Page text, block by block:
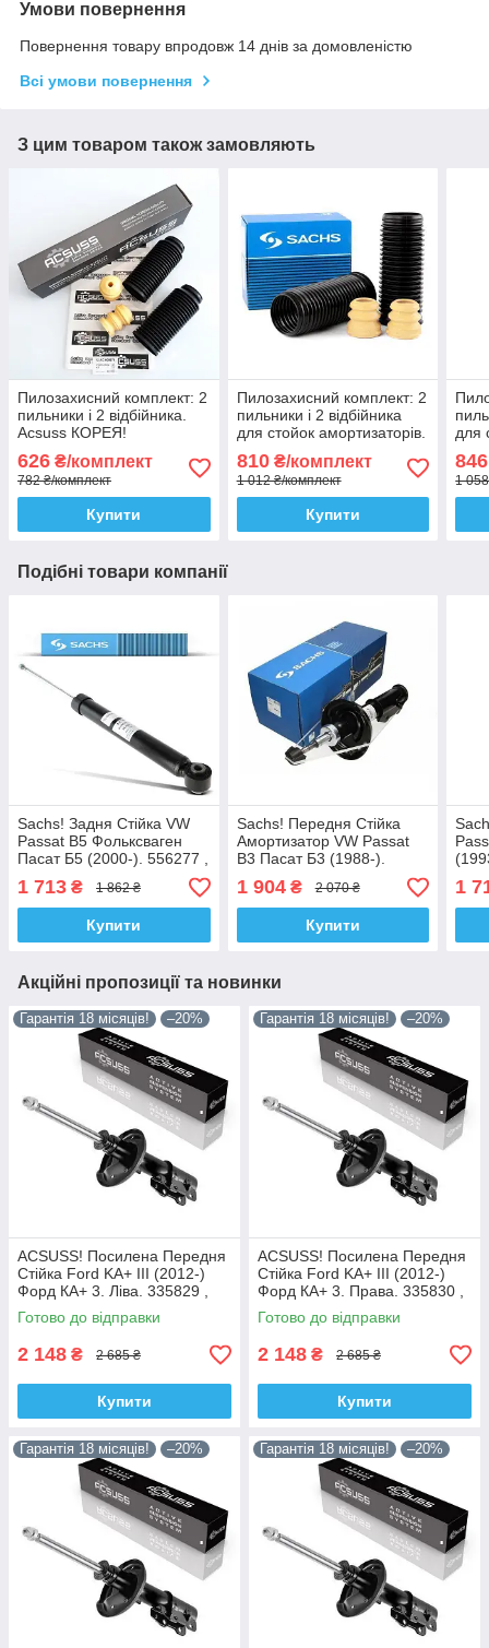
Умови повернення
Повернення товару впродовж 14 днів за домовленістю
Всі умови повернення
З цим товаром також замовляють
Пилозахисний комплект: 2
пильники і 2 відбійника.
Acsuss КОРЕЯ!
626 ₴/комплект
782 ₴/комплект
Купити
Пилозахисний комплект: 2
пильники і 2 відбійника
для стойок амортизаторів.
810₴/комплект
1 012 ₴/комплект
Купити
для
846
1
Подібні товари компанії
Sachs! Задня Стійка VW
Passat B5 Фольксваген
Пасат Б5 (2000-). 556277 ,
343281 Сакс!
1 713 ₴ 1 862 ₴
Купити
Sachs! Передня Стійка
Амортизатор VW Passat
B3 Пасат Б3 (1988-).
115159 , 334810 Сакс!
1 904₴ 2 070 ₴
Купити
1
Акційні пропозиції та новинки
Гарантія 18 місяців! –20%
ACSUSS! Посилена Передня
Стійка Ford KA+ III (2012-)
Форд КА+ 3. Ліва. 335829 ,
3348057 Корея!
Готово до відправки
2 148 ₴ 2 685 ₴
Купити
Гарантія 18 місяців! –20%
ACSUSS! Посилена Передня
Стійка Ford KA+ III (2012-)
Форд КА+ 3. Права. 335830 ,
3348056 Корея!
Готово до відправки
2 148 ₴ 2 685 ₴
Купити
Гарантія 18 місяців! –20% Гарантія 18 місяців! –20%